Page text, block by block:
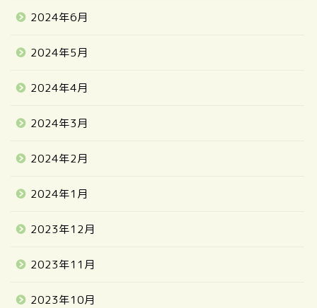
2024年6月
2024年5月
2024年4月
2024年3月
2024年2月
2024年1月
2023年12月
2023年11月
2023年10月